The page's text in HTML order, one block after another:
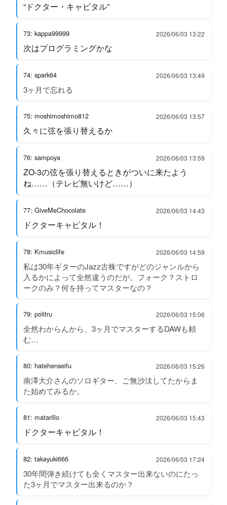
“ドクター・キャピタル”
73: kappa99999 2026/06/03 13:22
次はプログラミングかな
74: spark64 2026/06/03 13:49
3ヶ月で忘れる
75: moshimoshimo812 2026/06/03 13:57
久々に弦を張り替えるか
76: sampoya 2026/06/03 13:59
ZO-3の弦を張り替えるときがついに来たよう
ね……（テレビ無いけど……）
77: GiveMeChocolate 2026/06/03 14:43
ドクターキャピタル！
78: Kmusiclife 2026/06/03 14:59
私は30年ギターのJazz古株ですがどのジャンルから
入るかによって全然違うのだが。フォーク？ストロ
ークのみ？何を持ってマスターなの？
79: politru 2026/06/03 15:06
全然わからんから、3ヶ月でマスターするDAWも頼
む…
80: hatehenseifu 2026/06/03 15:26
南澤大介さんのソロギター、ご無沙汰してたからま
た始めてみるか。
81: matarillo 2026/06/03 15:43
ドクターキャピタル！
82: takayuki666 2026/06/03 17:24
30年間弾き続けても全くマスター出来ないのにたっ
た3ヶ月でマスター出来るのか？